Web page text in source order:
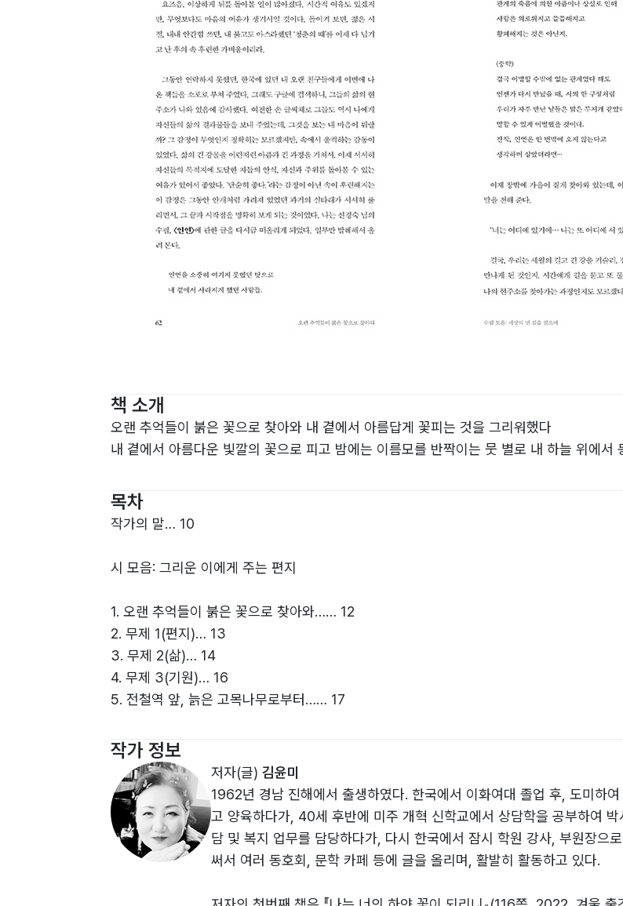
책 소개
오랜 추억들이 붉은 꽃으로 찾아와 내 곁에서 아름답게 꽃피는 것을 그리워했다
내 곁에서 아름다운 빛깔의 꽃으로 피고 밤에는 이름모를 반짝이는 뭇 별로 내 하늘 위에서
목차
작가의 말… 10
시 모음: 그리운 이에게 주는 편지
1. 오랜 추억들이 붉은 꽃으로 찾아와…… 12
2. 무제 1(편지)… 13
3. 무제 2(삶)… 14
4. 무제 3(기원)… 16
5. 전철역 앞, 늙은 고목나무로부터…… 17
7. 사랑하는 마음으로… 20
8. 5월, 목련의 노래… 22
9. 봄과 겨울 사이… 23
10. 인연… 24
11. 이른 봄꽃… 25
12. 흰 박꽃의 안부를 묻다… 26
14. 내가 사랑하는 사람은… 32
작가 정보
저자(글) 김윤미
1962년 경남 진해에서 출생하였다. 한국에서 이화여대 졸업 후, 도미하
고 양육하다가, 40세 후반에 미주 개혁 신학교에서 상담학을 공부하여
담 및 복지 업무를 담당하다가, 다시 한국에서 잠시 학원 강사, 부원장으
써서 여러 동호회, 문학 카페 등에 글을 올리며, 활발히 활동하고 있다.